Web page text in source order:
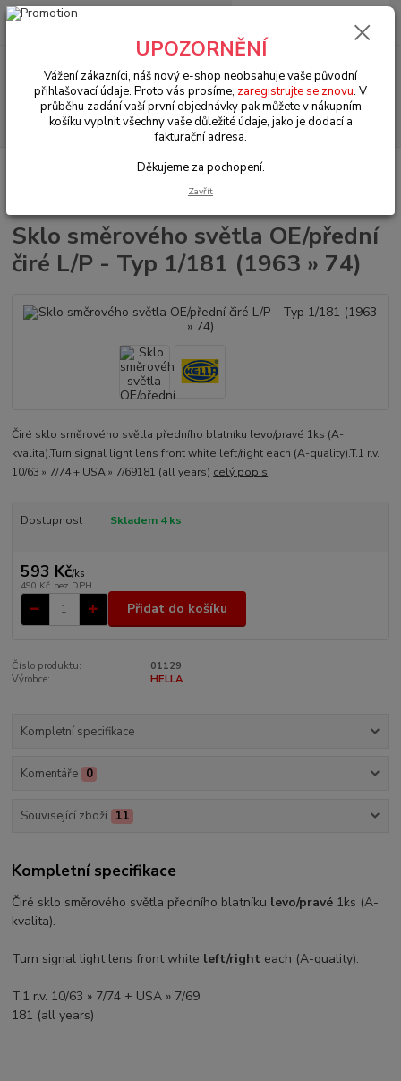
Menu
Hledat
+420 602 330 329
0 Kč
VW Brouk Typ 1 (1938 » 03) Elektroinstalace (Electrical)
Sklo směrového světla OE/přední
čiré L/P - Typ 1/181 (1963 » 74)
Čiré sklo směrového světla předního blatníku levo/pravé 1ks (A-
kvalita).Turn signal light lens front white left/right each (A-quality).T.1 r.v.
10/63 » 7/74 + USA » 7/69181 (all years) celý popis
Dostupnost Skladem 4 ks
593 Kč/ks
490 Kč bez DPH
Přidat do košíku
Číslo produktu:
01129
Výrobce:
HELLA
Kompletní specifikace
Komentáře 0
Související zboží 11
Kompletní specifikace
Čiré sklo směrového světla předního blatníku levo/pravé 1ks (A-
kvalita).
Turn signal light lens front white left/right each (A-quality).
T.1 r.v. 10/63 » 7/74 + USA » 7/69
181 (all years)
UPOZORNĚNÍ
Vážení zákazníci, náš nový e-shop neobsahuje vaše původní
přihlašovací údaje. Proto vás prosíme, zaregistrujte se znovu. V
průběhu zadání vaší první objednávky pak můžete v nákupním
košíku vyplnit všechny vaše důležité údaje, jako je dodací a
fakturační adresa.
Děkujeme za pochopení.
Zavřít